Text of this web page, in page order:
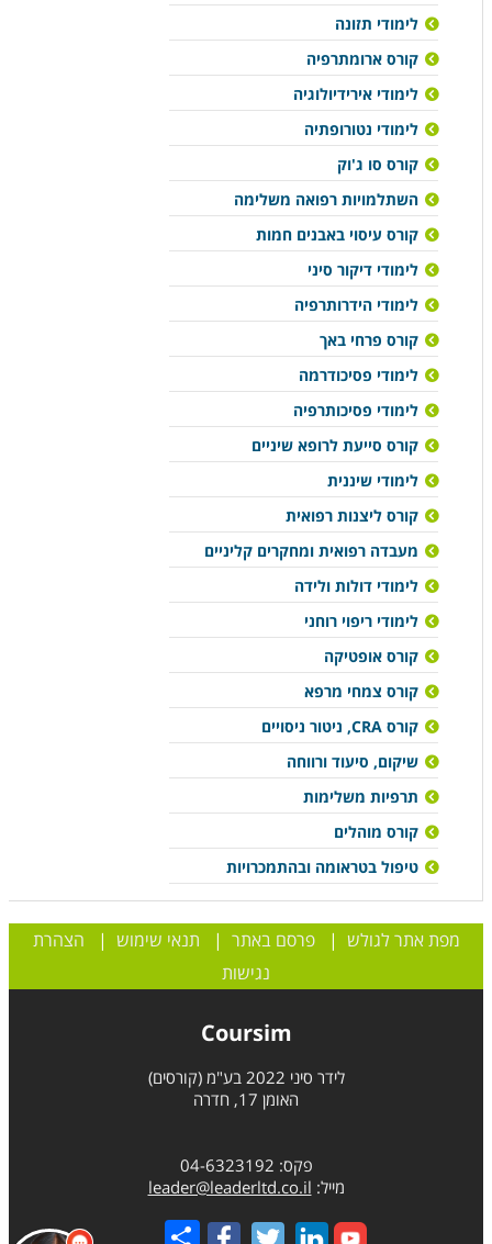
לימודי תזונה
קורס ארומתרפיה
לימודי אירידיולוגיה
לימודי נטורופתיה
קורס סו ג'וק
השתלמויות רפואה משלימה
קורס עיסוי באבנים חמות
לימודי דיקור סיני
לימודי הידרותרפיה
קורס פרחי באך
לימודי פסיכודרמה
לימודי פסיכותרפיה
קורס סייעת לרופא שיניים
לימודי שיננית
קורס ליצנות רפואית
מעבדה רפואית ומחקרים קליניים
לימודי דולות ולידה
לימודי ריפוי רוחני
קורס אופטיקה
קורס צמחי מרפא
קורס CRA, ניטור ניסויים
שיקום, סיעוד ורווחה
תרפיות משלימות
קורס מוהלים
טיפול בטראומה ובהתמכרויות
מפת אתר לגולש |פרסם באתר | תנאי שימוש | הצהרת
נגישות
Coursim
לידר סיני 2022 בע"מ (קורסים)
האומן 17, חדרה
פקס: 04-6323192
מייל: leader@leaderltd.co.il
Share